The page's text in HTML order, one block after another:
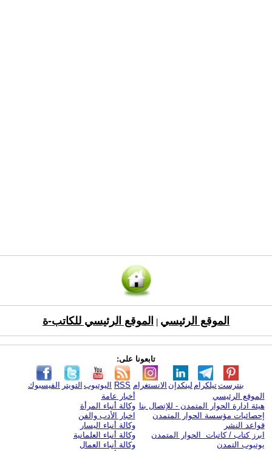
الموقع الرئيسي الموقع الرئيسي للكاتب-ة
تابعونا على:
الفيسبوك التويتر اليوتيوب RSS الانستغرام لينكدإن تيلكرامبنترست
الموقع الرئيسي
هيئة ادارة الحوار المتمدن - للإتصال بنا
إحصائيات مؤسسة الحوار المتمدن
قواعد النشر
ابرز كتاب / كاتبات الحوار المتمدن
يوتيوب التمدن
أخبار عامة
وكالة أنباء المرأة
اخبار الأدب والفن
وكالة أنباء اليسار
وكالة أنباء العلمانية
وكالة أنباء العمال